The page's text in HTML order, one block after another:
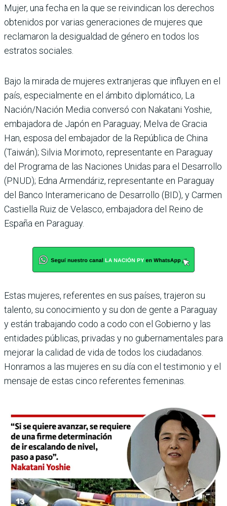
Mujer, una fecha en la que se reivindican los derechos
obtenidos por varias generaciones de mujeres que
reclamaron la desigualdad de género en todos los
estratos sociales.
Bajo la mirada de mujeres extranjeras que influyen en el
país, especialmente en el ámbito diplomático, La
Nación/Nación Media conversó con Nakatani Yoshie,
embajadora de Japón en Paraguay; Melva de Gracia
Han, esposa del embajador de la República de China
(Taiwán); Silvia Morimoto, representante en Paraguay
del Programa de las Naciones Unidas para el Desarrollo
(PNUD); Edna Armendáriz, representante en Paraguay
del Banco Interamericano de Desarrollo (BID), y Carmen
Castiella Ruiz de Velasco, embajadora del Reino de
España en Paraguay.
Estas mujeres, referentes en sus países, trajeron su
talento, su conocimiento y su don de gente a Paraguay
y están trabajando codo a codo con el Gobierno y las
entidades públicas, privadas y no gubernamentales para
mejorar la calidad de vida de todos los ciudadanos.
Honramos a las mujeres en su día con el testimonio y el
mensaje de estas cinco referentes femeninas.